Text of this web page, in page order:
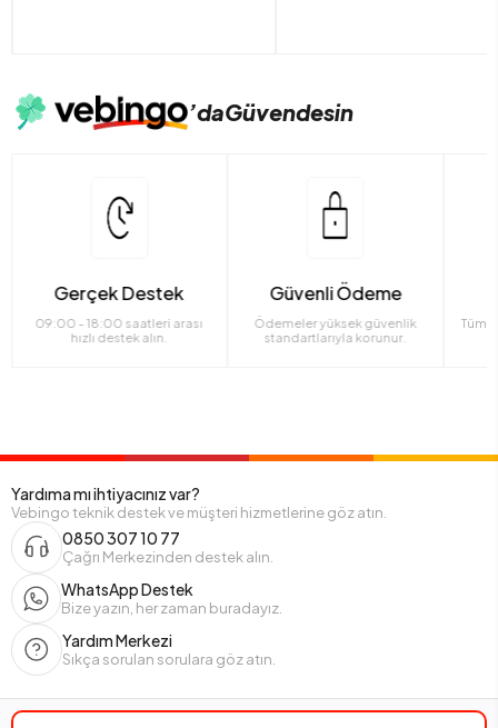
’daGüvendesin
Gerçek Destek
09:00 - 18:00 saatleri arası
hızlı destek alın.
Güvenli Ödeme
Ödemeler yüksek güvenlik
standartlarıyla korunur.
Tüm
Yardıma mı ihtiyacınız var?
Vebingo teknik destek ve müşteri hizmetlerine göz atın.
0850 307 10 77
Çağrı Merkezinden destek alın.
WhatsApp Destek
Bize yazın, her zaman buradayız.
Yardım Merkezi
Sıkça sorulan sorulara göz atın.